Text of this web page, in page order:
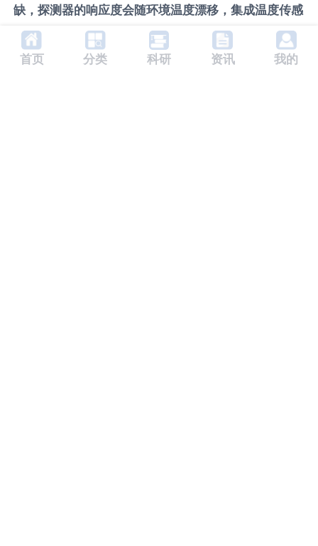
缺，探测器的响应度会随环境温度漂移，集成温度传感
器并设计补偿算法，是保证仪器长期稳定性的标准做
法。
首页 分类 科研 资讯 我的